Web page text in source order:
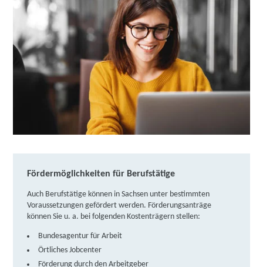
weitere Informationen
Akademie für berufliche Aus- und Weiterbildung
Schweiger & Schmitt GmbH | Morgenbergstraße
19, 08525 Plauen
Partner
weitere Informationen
Donner + Partner GmbH Sachsen | Straße des
Fortbildungsakademie der Wirtschaft (faw)
gemeinnützige Gesellschaft mbH | Bahnhofstraße
92, 08468 ReichenbachPartner
weitere Informationen
Fördermöglichkeiten für Berufstätige
Auch Berufstätige können in Sachsen unter bestimmten
Voraussetzungen gefördert werden. Förderungsanträge
können Sie u. a. bei folgenden Kostenträgern stellen:
Bundesagentur für Arbeit
Örtliches Jobcenter
Förderung durch den Arbeitgeber